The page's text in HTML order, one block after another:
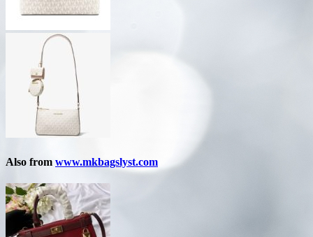
Also from www.mkbagslyst.com